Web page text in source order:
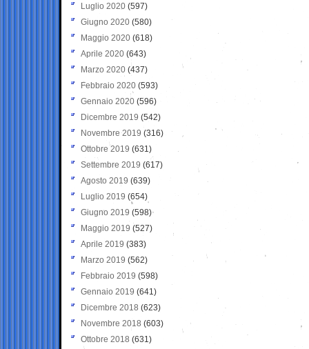
Luglio 2020 (597)
Giugno 2020 (580)
Maggio 2020 (618)
Aprile 2020 (643)
Marzo 2020 (437)
Febbraio 2020 (593)
Gennaio 2020 (596)
Dicembre 2019 (542)
Novembre 2019 (316)
Ottobre 2019 (631)
Settembre 2019 (617)
Agosto 2019 (639)
Luglio 2019 (654)
Giugno 2019 (598)
Maggio 2019 (527)
Aprile 2019 (383)
Marzo 2019 (562)
Febbraio 2019 (598)
Gennaio 2019 (641)
Dicembre 2018 (623)
Novembre 2018 (603)
Ottobre 2018 (631)